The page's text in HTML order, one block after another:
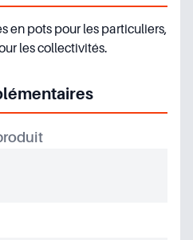
en pots pour les particuliers,
les collectivités.